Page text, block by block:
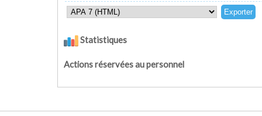
Statistiques
Actions réservées au personnel